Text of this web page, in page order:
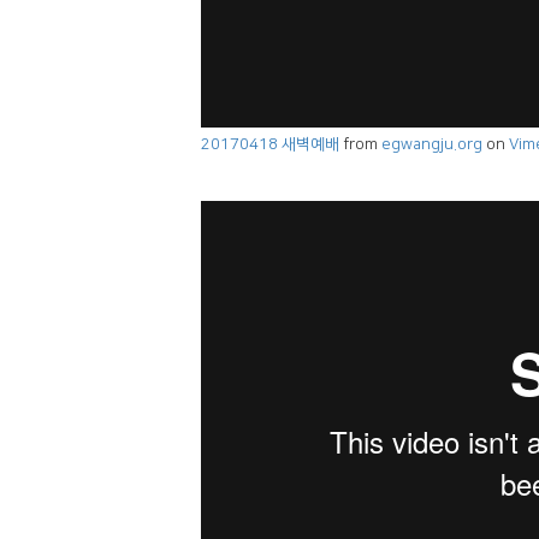
20170418 새벽예배 from egwangju.org on